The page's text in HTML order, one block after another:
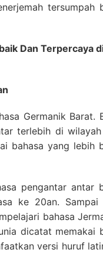
tersumpah
Dan Terpercaya
Germanik Barat.
terlebih di
bahasa yang lebih
pengantar antar
ke 20an. Sampai
bahasa
dicatat memakai
versi huruf